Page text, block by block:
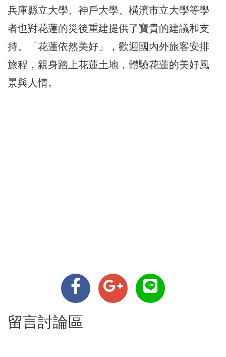
兵庫縣立大學、神戶大學、橫濱市立大學等學
者也對花蓮的災後重建提供了寶貴的建議和支
持。「花蓮依然美好」，歡迎國內外旅客安排
旅程，親身踏上花蓮土地，體驗花蓮的美好風
景與人情。
留言討論區